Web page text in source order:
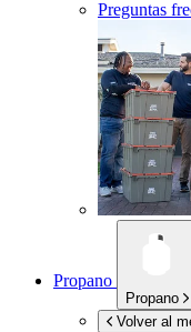
Preguntas
Propano
Propano
Volver al